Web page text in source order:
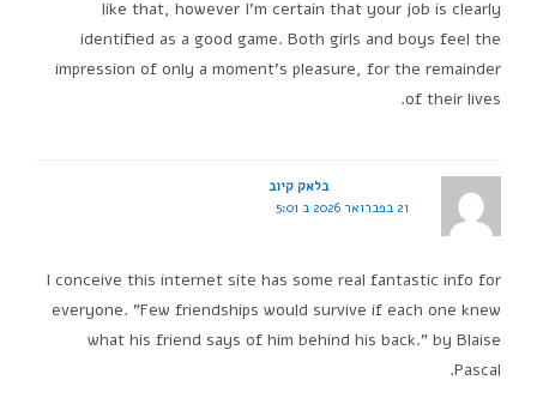
like that, however I'm certain that your job is clearly
identified as a good game. Both girls and boys feel the
impression of only a moment's pleasure, for the remainder
of their lives.
בלאק קיוב
21 בפברואר 2026 ב 5:01
I conceive this internet site has some real fantastic info for
everyone. "Few friendships would survive if each one knew
what his friend says of him behind his back." by Blaise
Pascal.